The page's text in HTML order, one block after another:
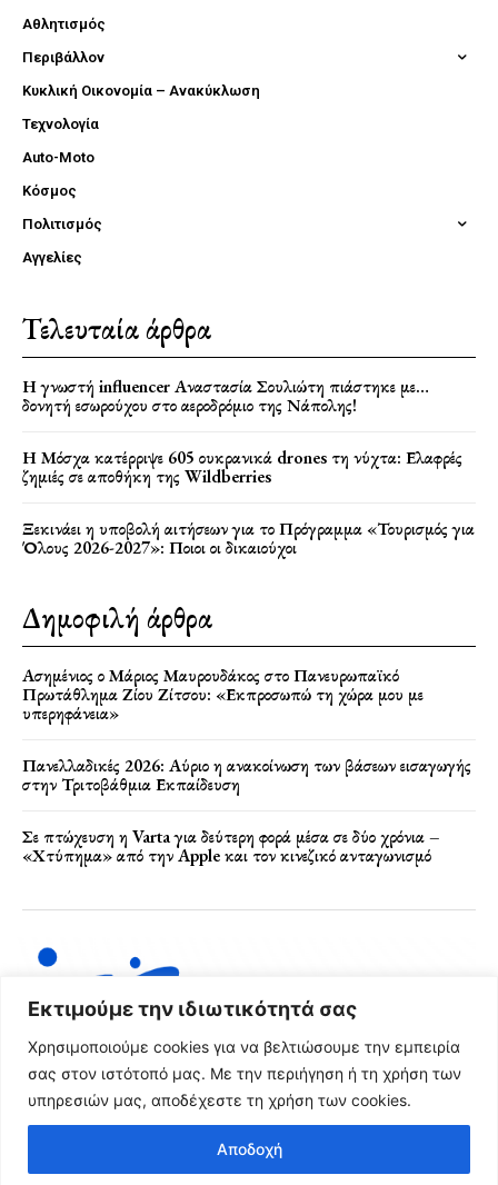
Εκτιμούμε την ιδιωτικότητά σας
Χρησιμοποιούμε cookies για να βελτιώσουμε την εμπειρία
σας στον ιστότοπό μας. Με την περιήγηση ή τη χρήση των
υπηρεσιών μας, αποδέχεστε τη χρήση των cookies.
Αποδοχή
Αθλητισμός
Περιβάλλον
Κυκλική Οικονομία – Ανακύκλωση
Τεχνολογία
Auto-Moto
Κόσμος
Πολιτισμός
Αγγελίες
Τελευταία άρθρα
Η γνωστή influencer Αναστασία Σουλιώτη πιάστηκε με…
δονητή εσωρούχου στο αεροδρόμιο της Νάπολης!
Η Μόσχα κατέρριψε 605 ουκρανικά drones τη νύχτα: Ελαφρές
ζημιές σε αποθήκη της Wildberries
Ξεκινάει η υποβολή αιτήσεων για το Πρόγραμμα «Τουρισμός για
Όλους 2026-2027»: Ποιοι οι δικαιούχοι
Δημοφιλή άρθρα
Ασημένιος ο Μάριος Μαυρουδάκος στο Πανευρωπαϊκό
Πρωτάθλημα Ζίου Ζίτσου: «Εκπροσωπώ τη χώρα μου με
υπερηφάνεια»
Πανελλαδικές 2026: Αύριο η ανακοίνωση των βάσεων εισαγωγής
στην Τριτοβάθμια Εκπαίδευση
Σε πτώχευση η Varta για δεύτερη φορά μέσα σε δύο χρόνια –
«Χτύπημα» από την Apple και τον κινεζικό ανταγωνισμό
Όροι Χρήσης & Πολιτική Απορρήτου
© 2024 FRG News Copyright - Created by NEXT Digital